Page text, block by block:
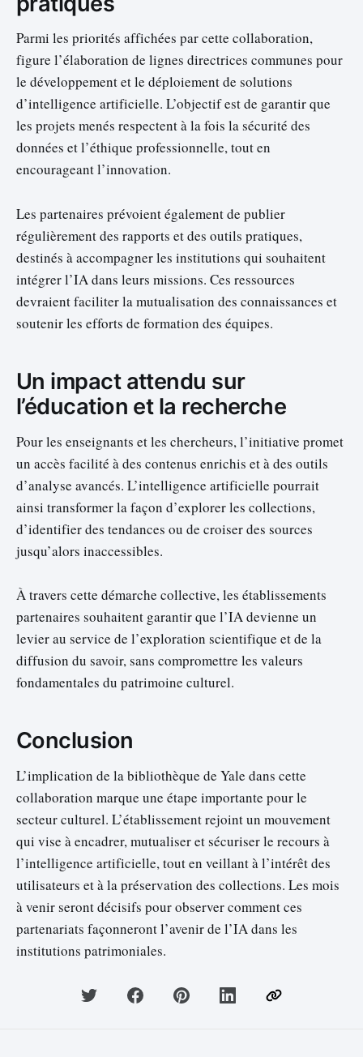
Parmi les priorités affichées par cette collaboration,
figure l’élaboration de lignes directrices communes pour
le développement et le déploiement de solutions
d’intelligence artificielle. L’objectif est de garantir que
les projets menés respectent à la fois la sécurité des
données et l’éthique professionnelle, tout en
encourageant l’innovation.
Les partenaires prévoient également de publier
régulièrement des rapports et des outils pratiques,
destinés à accompagner les institutions qui souhaitent
intégrer l’IA dans leurs missions. Ces ressources
devraient faciliter la mutualisation des connaissances et
soutenir les efforts de formation des équipes.
Un impact attendu sur
l’éducation et la recherche
Pour les enseignants et les chercheurs, l’initiative promet
un accès facilité à des contenus enrichis et à des outils
d’analyse avancés. L’intelligence artificielle pourrait
ainsi transformer la façon d’explorer les collections,
d’identifier des tendances ou de croiser des sources
jusqu’alors inaccessibles.
À travers cette démarche collective, les établissements
partenaires souhaitent garantir que l’IA devienne un
levier au service de l’exploration scientifique et de la
diffusion du savoir, sans compromettre les valeurs
fondamentales du patrimoine culturel.
Conclusion
L’implication de la bibliothèque de Yale dans cette
collaboration marque une étape importante pour le
secteur culturel. L’établissement rejoint un mouvement
qui vise à encadrer, mutualiser et sécuriser le recours à
l’intelligence artificielle, tout en veillant à l’intérêt des
utilisateurs et à la préservation des collections. Les mois
à venir seront décisifs pour observer comment ces
partenariats façonneront l’avenir de l’IA dans les
institutions patrimoniales.